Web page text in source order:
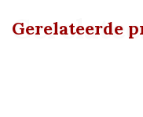
Gerelateerde